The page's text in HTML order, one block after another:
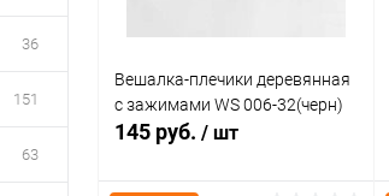
36
151
63
Вешалка-плечики деревянная
с зажимами WS 006-32(черн)
145 руб. / шт